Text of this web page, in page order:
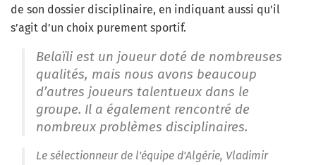
de son dossier disciplinaire, en indiquant aussi qu’il
s’agit d’un choix purement sportif.
Belaïli est un joueur doté de nombreuses
qualités, mais nous avons beaucoup
d’autres joueurs talentueux dans le
groupe. Il a également rencontré de
nombreux problèmes disciplinaires.
Le sélectionneur de l'équipe d'Algérie, Vladimir